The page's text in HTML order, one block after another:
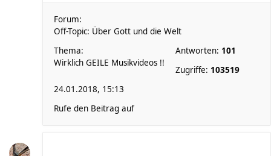
Forum:
Off-Topic: Über Gott und die Welt
Thema:
Wirklich GEILE Musikvideos !!
Antworten: 101
Zugriffe: 103519
24.01.2018, 15:13
Rufe den Beitrag auf